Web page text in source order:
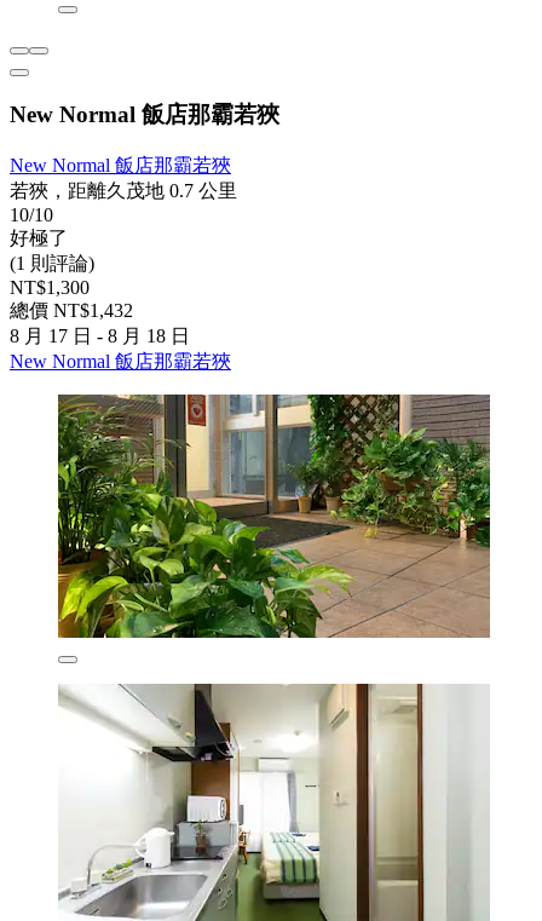
New Normal 飯店那霸若狹
New Normal 飯店那霸若狹
若狹，距離久茂地 0.7 公里
10/10
好極了
(1 則評論)
NT$1,300
總價 NT$1,432
8 月 17 日 - 8 月 18 日
New Normal 飯店那霸若狹